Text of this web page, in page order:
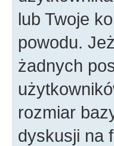
lub Twoje
powodu.
żadnych
rozmiar
dyskusji na